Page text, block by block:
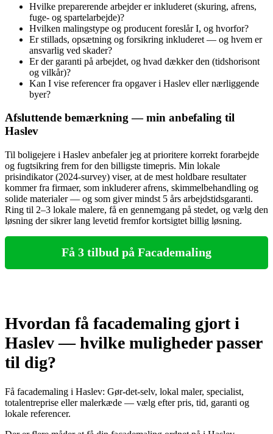
Hvilke preparerende arbejder er inkluderet (skuring, afrens,
fuge- og spartelarbejde)?
Hvilken malingstype og producent foreslår I, og hvorfor?
Er stillads, opsætning og forsikring inkluderet — og hvem er
ansvarlig ved skader?
Er der garanti på arbejdet, og hvad dækker den (tidshorisont
og vilkår)?
Kan I vise referencer fra opgaver i Haslev eller nærliggende
byer?
Afsluttende bemærkning — min anbefaling til
Haslev
Til boligejere i Haslev anbefaler jeg at prioritere korrekt forarbejde
og fugtsikring frem for den billigste timepris. Min lokale
prisindikator (2024‑survey) viser, at de mest holdbare resultater
kommer fra firmaer, som inkluderer afrens, skimmelbehandling og
solide materialer — og som giver mindst 5 års arbejdstidsgaranti.
Ring til 2–3 lokale malere, få en gennemgang på stedet, og vælg den
løsning der sikrer lang levetid fremfor kortsigtet billig løsning.
Få 3 tilbud på Facademaling
Hvordan få facademaling gjort i
Haslev — hvilke muligheder passer
til dig?
Få facademaling i Haslev: Gør‑det‑selv, lokal maler, specialist,
totalentreprise eller malerkæde — vælg efter pris, tid, garanti og
lokale referencer.